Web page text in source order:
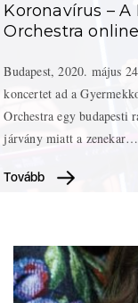
Koronavírus –
Orchestra
Budapest, 2020. május
koncertet ad a
Orchestra egy budapesti
járvány miatt a zenekar…
Tovább